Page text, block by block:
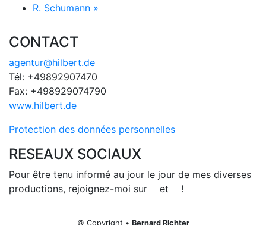
R. Schumann »
CONTACT
agentur@hilbert.de
Tél: +49892907470
Fax: +498929074790
www.hilbert.de
Protection des données personnelles
RESEAUX SOCIAUX
Pour être tenu informé au jour le jour de mes diverses
productions, rejoignez-moi sur
et !
© Copyright • Bernard Richter